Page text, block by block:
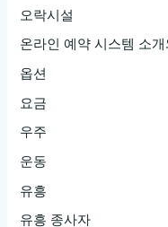
오락시설
온라인 예약 시스템 소
옵션
요금
우주
운동
유흥
유흥 종사자